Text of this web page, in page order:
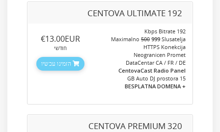
CENTOVA ULTIMATE 192
192 Kbps Bitrate
Maximalno 500 999 Slusatelja
HTTPS Konekcija
Neogranicen Promet
DataCentar CA / FR / DE
CentovaCast Radio Panel
15 GB Auto DJ prostora
+ BESPLATNA DOMENA
‎€13.00EUR
חודשי
הזמינו עכשיו
CENTOVA PREMIUM 320